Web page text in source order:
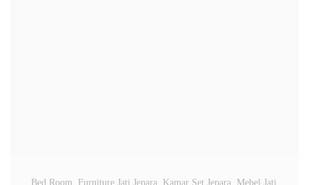
Bed Room , Furniture Jati Jepara , Kamar Set Jepara , Mebel Jati